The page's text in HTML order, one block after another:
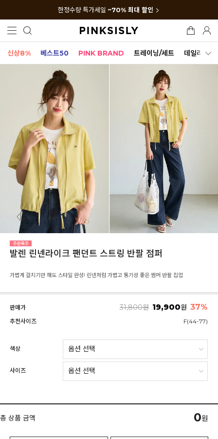
한정수량 특가세일 ~70% 최대 할인
신상8% 베스트50 PINK BRAND 트레이닝/세트 데일리세트
발렌 린넨라이크 팬던트 스트링 반팔 점퍼
가볍게 걸치기만 해도 스타일 완성! 린넨처럼 가볍고 통기성 좋은 썸머 반팔 집업
판매가 31,800원 19,900원 37%
추천사이즈 F(44-77)
색상
사이즈
총 상품 금액 0원